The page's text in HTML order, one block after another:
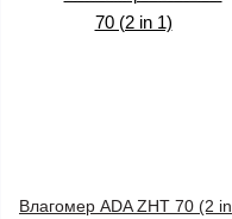
Влагомер ADA ZHT 70 (2 in